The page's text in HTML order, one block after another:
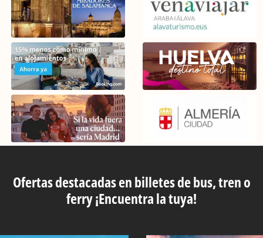
Ofertas destacadas en billetes de bus, tren o
ferry ¡Encuentra la tuya!